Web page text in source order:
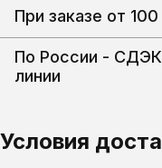
При заказе от
По России -
линии
Условия